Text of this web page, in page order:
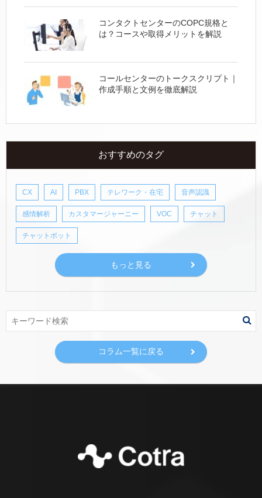
コンタクトセンターのCOPC規格と
は？コースや取得メリットを解説
コールセンターのトークスクリプト｜
作成手順と文例を徹底解説
おすすめのタグ
CX AI PBX テレワーク・在宅 音声認識
感情解析 カスタマージャーニー VOC チャット
チャットボット
もっと見る
コラム一覧に戻る